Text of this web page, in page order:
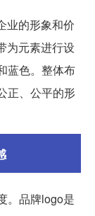
业的形象和价
为元素进行设
蓝色。整体布
正、公平的形
。品牌logo是